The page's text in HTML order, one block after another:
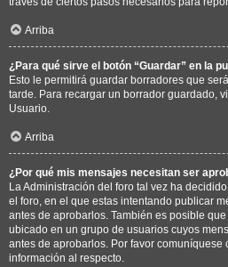
Arriba
¿Para qué sirve el botón “Guardar” en la
Esto le permitirá guardar borradores que
tarde. Para recargar un borrador guardado,
Usuario.
Arriba
¿Por qué mis mensajes necesitan ser
La Administración del foro tal vez ha
el foro, en el que estas intentando publicar
antes de aprobarlos. También es posible
ubicado en un grupo de usuarios cuyos
antes de aprobarlos. Por favor comuníquese
información al respecto.